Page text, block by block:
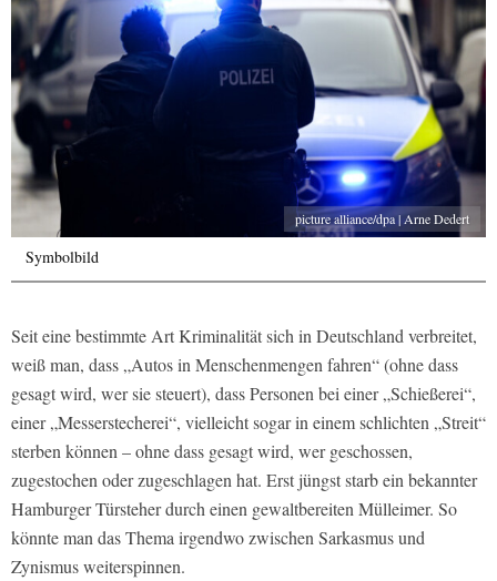
picture alliance/dpa | Arne Dedert
Symbolbild
Seit eine bestimmte Art Kriminalität sich in Deutschland verbreitet,
weiß man, dass „Autos in Menschenmengen fahren“ (ohne dass
gesagt wird, wer sie steuert), dass Personen bei einer „Schießerei“,
einer „Messerstecherei“, vielleicht sogar in einem schlichten „Streit“
sterben können – ohne dass gesagt wird, wer geschossen,
zugestochen oder zugeschlagen hat. Erst jüngst starb ein bekannter
Hamburger Türsteher durch einen gewaltbereiten Mülleimer. So
könnte man das Thema irgendwo zwischen Sarkasmus und
Zynismus weiterspinnen.